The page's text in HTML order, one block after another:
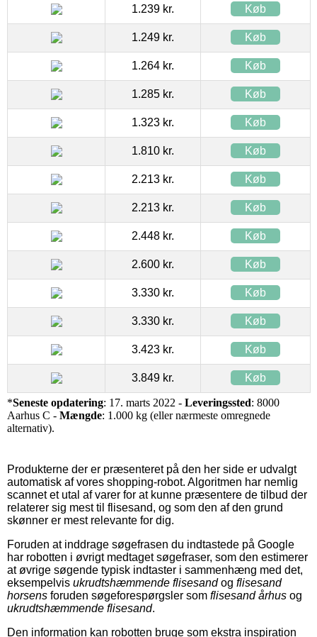
1.239 kr. Køb
1.249 kr. Køb
1.264 kr. Køb
1.285 kr. Køb
1.323 kr. Køb
1.810 kr. Køb
2.213 kr. Køb
2.213 kr. Køb
2.448 kr. Køb
2.600 kr. Køb
3.330 kr. Køb
3.330 kr. Køb
3.423 kr. Køb
3.849 kr. Køb
*Seneste opdatering: 17. marts 2022 - Leveringssted: 8000
Aarhus C - Mængde: 1.000 kg (eller nærmeste omregnede
alternativ).
Produkterne der er præsenteret på den her side er udvalgt
automatisk af vores shopping-robot. Algoritmen har nemlig
scannet et utal af varer for at kunne præsentere de tilbud der
relaterer sig mest til flisesand, og som den af den grund
skønner er mest relevante for dig.
Foruden at inddrage søgefrasen du indtastede på Google
har robotten i øvrigt medtaget søgefraser, som den estimerer
at øvrige søgende typisk indtaster i sammenhæng med det,
eksempelvis ukrudtshæmmende flisesandog flisesand
horsens foruden søgeforespørgsler som flisesand århus og
ukrudtshæmmende flisesand.
Den information kan robotten bruge som ekstra inspiration